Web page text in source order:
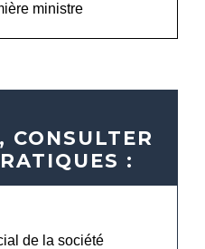
ministre
CONSULTER
:
de la société